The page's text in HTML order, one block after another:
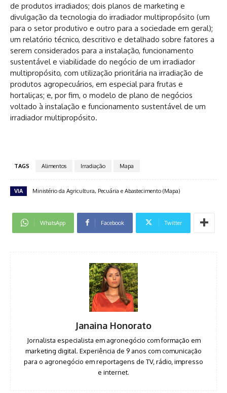
de produtos irradiados; dois planos de marketing e
divulgação da tecnologia do irradiador multipropósito (um
para o setor produtivo e outro para a sociedade em geral);
um relatório técnico, descritivo e detalhado sobre fatores a
serem considerados para a instalação, funcionamento
sustentável e viabilidade do negócio de um irradiador
multipropósito, com utilização prioritária na irradiação de
produtos agropecuários, em especial para frutas e
hortaliças; e, por fim, o modelo de plano de negócios
voltado à instalação e funcionamento sustentável de um
irradiador multipropósito.
TAGS Alimentos Irradiação Mapa
VIA Ministério da Agricultura, Pecuária e Abastecimento (Mapa)
WhatsApp Facebook Twitter
Janaina Honorato
Jornalista especialista em agronegócio com formação em
marketing digital. Experiência de 9 anos com comunicação
para o agronegócio em reportagens de TV, rádio, impresso
e internet.